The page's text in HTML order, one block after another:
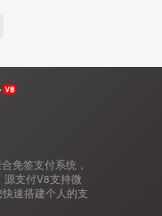
免签支付系统，
源支付V8支持微
速搭建个人的支